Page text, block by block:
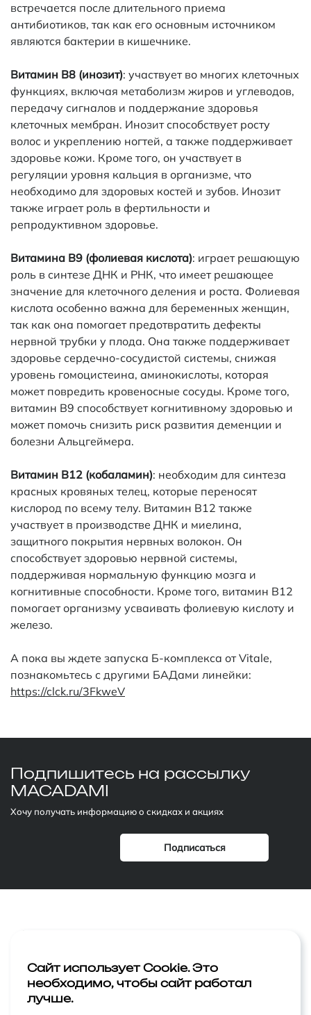
встречается после длительного приема
антибиотиков, так как его основным источником
являются бактерии в кишечнике.
Витамин B8 (инозит): участвует во многих клеточных
функциях, включая метаболизм жиров и углеводов,
передачу сигналов и поддержание здоровья
клеточных мембран. Инозит способствует росту
волос и укреплению ногтей, а также поддерживает
здоровье кожи. Кроме того, он участвует в
регуляции уровня кальция в организме, что
необходимо для здоровых костей и зубов. Инозит
также играет роль в фертильности и
репродуктивном здоровье.
Витамина B9 (фолиевая кислота): играет решающую
роль в синтезе ДНК и РНК, что имеет решающее
значение для клеточного деления и роста. Фолиевая
кислота особенно важна для беременных женщин,
так как она помогает предотвратить дефекты
нервной трубки у плода. Она также поддерживает
здоровье сердечно-сосудистой системы, снижая
уровень гомоцистеина, аминокислоты, которая
может повредить кровеносные сосуды. Кроме того,
витамин B9 способствует когнитивному здоровью и
может помочь снизить риск развития деменции и
болезни Альцгеймера.
Витамин B12 (кобаламин): необходим для синтеза
красных кровяных телец, которые переносят
кислород по всему телу. Витамин B12 также
участвует в производстве ДНК и миелина,
защитного покрытия нервных волокон. Он
способствует здоровью нервной системы,
поддерживая нормальную функцию мозга и
когнитивные способности. Кроме того, витамин B12
помогает организму усваивать фолиевую кислоту и
железо.
А пока вы ждете запуска Б-комплекса от Vitale,
познакомьтесь с другими БАДами линейки:
https://clck.ru/3FkweV
Подпишитесь на рассылку
MACADAMI
Хочу получать информацию о скидках и акциях
Акции
Статьи
Макияж
Сайт использует Cookie. Это
необходимо, чтобы сайт работал
лучше.